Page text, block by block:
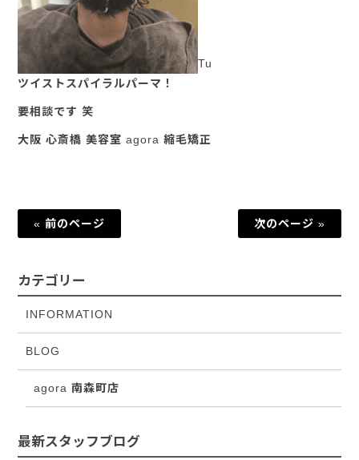
Tu
ツイストスパイラルパーマ！
要相談です 笑
大阪 心斎橋 美容室 agora 縮毛矯正
« 前のページ 次のページ »
カテゴリー
INFORMATION
BLOG
agora 南森町店
最新スタッフブログ